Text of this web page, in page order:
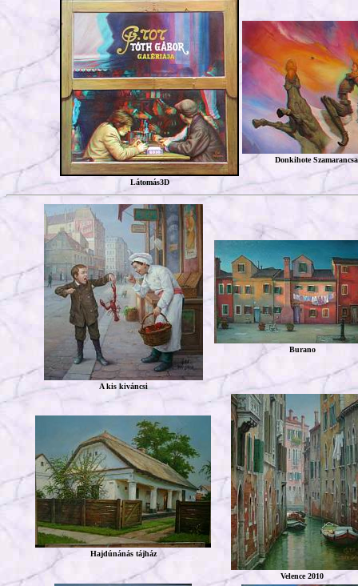
Látomás3D
Donkihote
A kis kiváncsi
Burano
Hajdúnánás tájház
Velence 2010